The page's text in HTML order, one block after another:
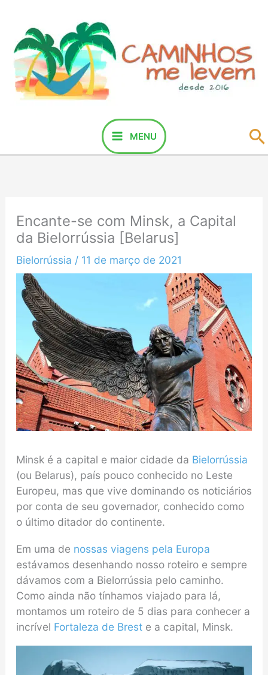
conteúdo
MENU
Encante-se com Minsk, a Capital
da Bielorrússia [Belarus]
Bielorrússia / 11 de março de 2021
Minsk é a capital e maior cidade da Bielorrússia
(ou Belarus), país pouco conhecido no Leste
Europeu, mas que vive dominando os noticiários
por conta de seu governador, conhecido como
o último ditador do continente.
Em uma de nossas viagens pela Europa
estávamos desenhando nosso roteiro e sempre
dávamos com a Bielorrússia pelo caminho.
Como ainda não tínhamos viajado para lá,
montamos um roteiro de 5 dias para conhecer a
incrível Fortaleza de Breste a capital, Minsk.